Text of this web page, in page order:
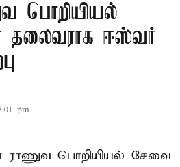
பொறியியல்
தலைவராக ஈஸ்வர்
pm
ராணுவ பொறியியல் சேவை